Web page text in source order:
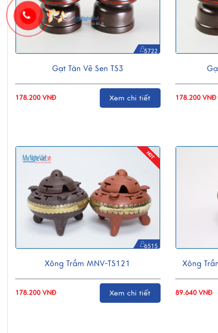
5722
Gạt Tàn Vẽ Sen TS3
178.200 VNĐ Xem chi tiết 178.200 VNĐ
6515
Xông Trầm MNV-TS121
178.200 VNĐ Xem chi tiết
Xông
89.640 VNĐ